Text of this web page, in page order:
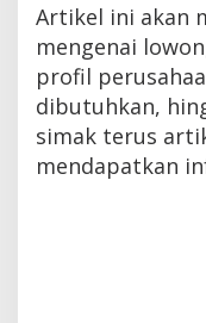
Artikel ini akan
mengenai
profil
dibutuhkan,
simak terus
mendapatkan